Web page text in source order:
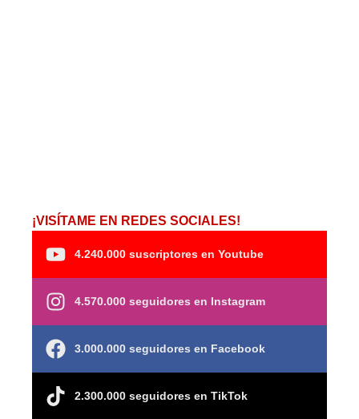
¡VISÍTAME EN REDES SOCIALES!
4.240.000 suscriptores en Youtube
4.570.000 seguidores en Instagram
3.000.000 seguidores en Facebook
2.300.000 seguidores en TikTok